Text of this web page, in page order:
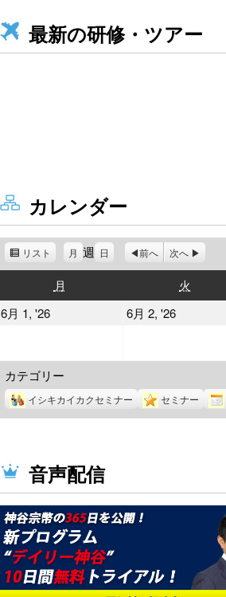
最新の研修・ツアー
カレンダー
リスト 月 週 日 前へ 次へ
月
曜
火
曜
6月 1, '262026
6
月
1
日
6月 2, '262026
6
2
日
カテゴリー
イシキカイカクセミナー セミナー
音声配信